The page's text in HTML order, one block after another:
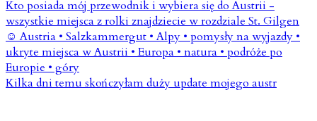
Kilka dni temu skończyłam duży update mojego austr